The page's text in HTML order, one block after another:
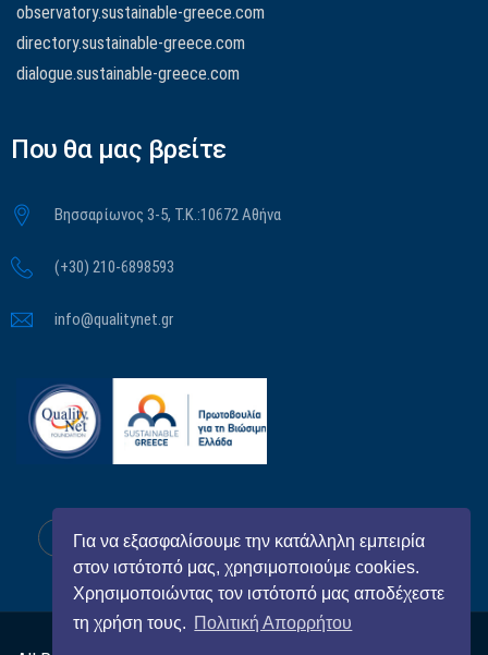
Για να εξασφαλίσουμε την κατάλληλη εμπειρία
στον ιστότοπό μας, χρησιμοποιούμε cookies.
Χρησιμοποιώντας τον ιστότοπό μας αποδέχεστε
τη χρήση τους. Πολιτική Απορρήτου
observatory.sustainable-greece.com
directory.sustainable-greece.com
dialogue.sustainable-greece.com
Που θα μας βρείτε
Βησσαρίωνος 3-5, Τ.Κ.:10672 Αθήνα
(+30) 210-6898593
info@qualitynet.gr